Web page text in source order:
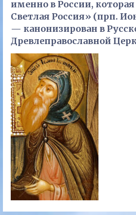
именно в России,
Светлая Россия» (прп.
— канонизирован в
Древлеправославной